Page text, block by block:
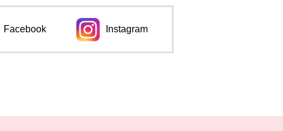
Facebook
ィンドウで開きます。
Instagram
別のウィンドウで開きます。